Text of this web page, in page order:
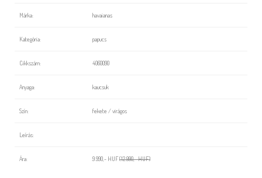
Márka: havaianas
Kategória: papucs
Cikkszám: 4060090
Anyaga: kaucsuk
Szín: fekete / virágos
Leírás:
Ára: 9 990,- HUF(12 990,- HUF)